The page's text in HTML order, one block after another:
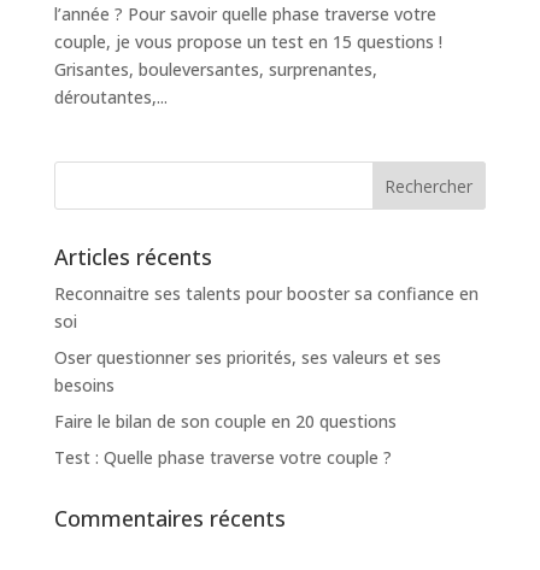
l’année ? Pour savoir quelle phase traverse votre
couple, je vous propose un test en 15 questions !
Grisantes, bouleversantes, surprenantes,
déroutantes,...
Articles récents
Reconnaitre ses talents pour booster sa confiance en
soi
Oser questionner ses priorités, ses valeurs et ses
besoins
Faire le bilan de son couple en 20 questions
Test : Quelle phase traverse votre couple ?
Commentaires récents